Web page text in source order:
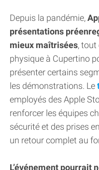
Depuis la pandémie,
présentations
mieux maîtrisées, tout
physique à Cupertino
présenter certains
les démonstrations. Le
employés des Apple
renforcer les équipes
sécurité et des prises
un retour complet au
L’événement pourrait